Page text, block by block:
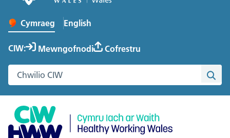
Newid iaith y wefan
Cymraeg English
– Change the language to English
CIW: Mewngofnodi Cofrestru
Chwilio gwefan Cymru Iach ar Waith